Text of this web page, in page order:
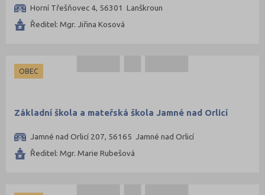
Horní Třešňovec 4, 56301 Lanškroun
Ředitel: Mgr. Jiřina Kosová
OBEC
Základní škola a mateřská škola Jamné nad Orlicí
Jamné nad Orlicí 207, 56165 Jamné nad Orlicí
Ředitel: Mgr. Marie Rubešová